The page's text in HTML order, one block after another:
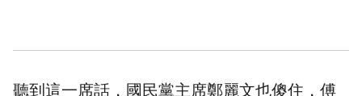
聽到這一席話，國民黨主席鄭麗文也傻住，傅